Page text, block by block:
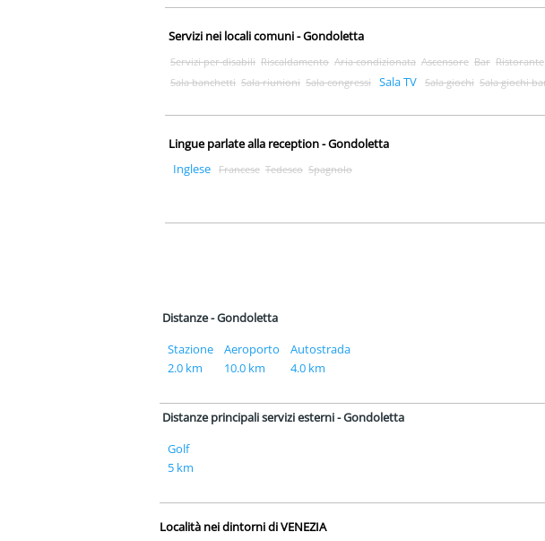
Servizi nei locali comuni - Gondoletta
Servizi per disabili Riscaldamento Aria condizionata Ascensore Bar Ristorante
Sala banchetti Sala riunioni Sala congressi Sala TV Sala giochi Sala giochi
Lingue parlate alla reception - Gondoletta
Inglese Francese Tedesco Spagnolo
Distanze - Gondoletta
Stazione
2.0 km
Aeroporto
10.0 km
Autostrada
4.0 km
Distanze principali servizi esterni - Gondoletta
Golf
5 km
Località nei dintorni di VENEZIA